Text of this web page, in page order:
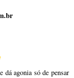
dá agonia só de pensar